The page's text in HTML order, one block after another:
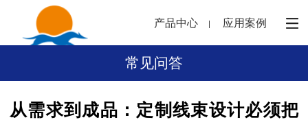
产品中心 应用案例
常见问答
从需求到成品：定制线束设计必须把